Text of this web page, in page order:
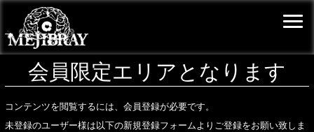
会員限定エリアとなります
コンテンツを閲覧するには、会員登録が必要です。
未登録のユーザー様は以下の新規登録フォームよりご登録をお願い致しま